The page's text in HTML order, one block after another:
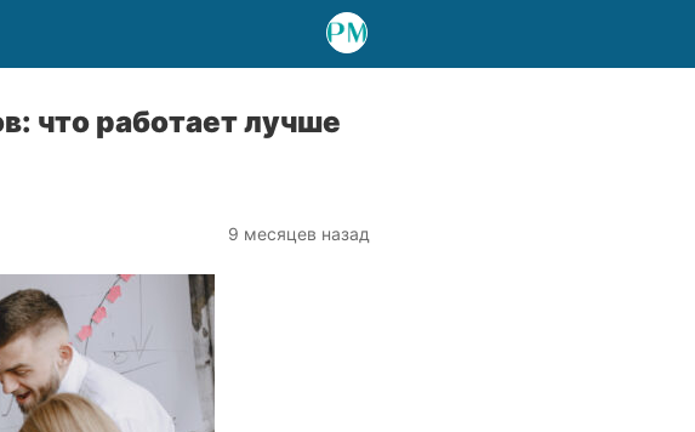
что работает лучше
9 месяцев назад